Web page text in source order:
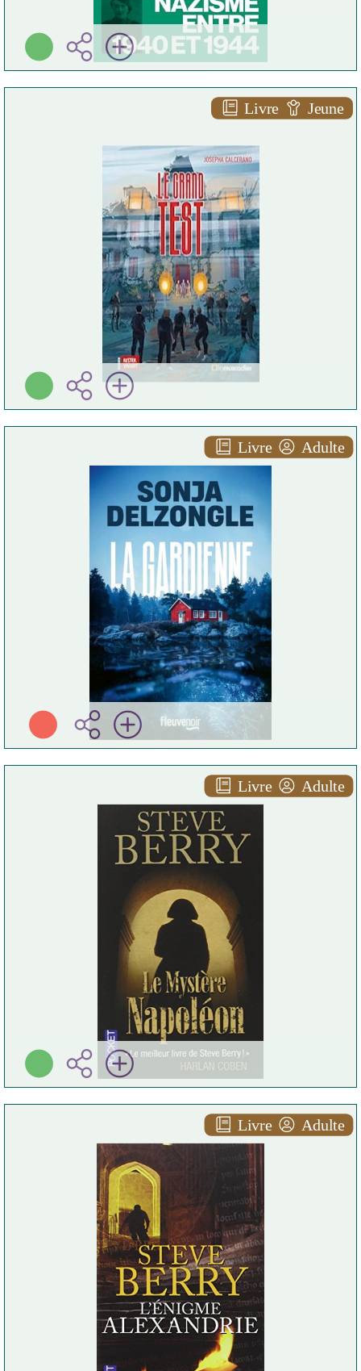
Livre Jeune
Le grand test
Josepha CALCERANO
Le muscadier ( Cognac -
2024 )
Plus d'infos
Livre Adulte
La gardienne
Sonja DELZONGLE
Fleuve éditions ( 2026 )
Plus d'infos
Livre Adulte
Le mystère napoléon
Steve BERRY
Pocket ( Paris - 2012 )
Plus d'infos
Livre Adulte
L' énigme alexandrie
Steve BERRY
Pocket ( Paris - 2009 )
Plus d'infos